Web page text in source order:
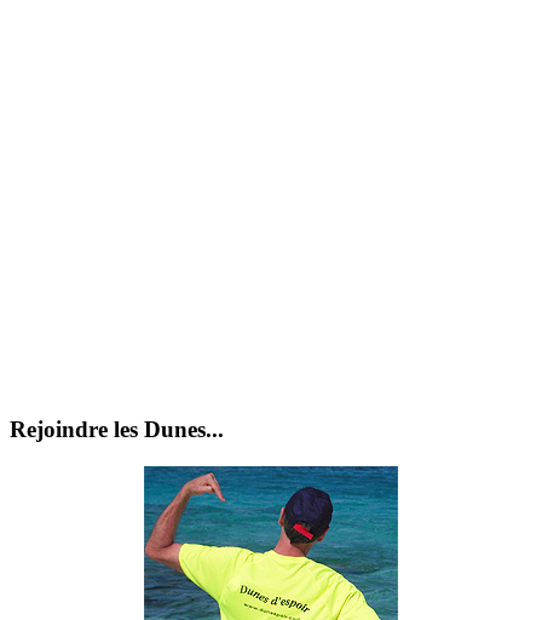
Rejoindre les Dunes...